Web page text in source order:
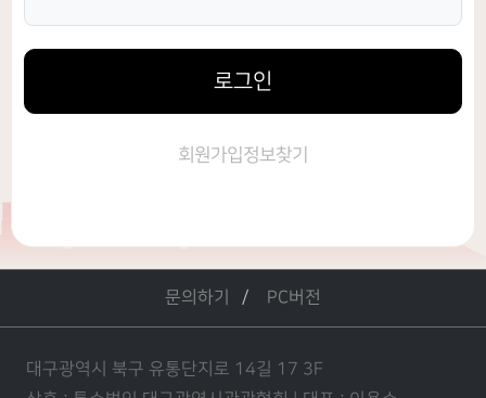
로그인
회원가입정보찾기
문의하기 PC버전
대구광역시 북구 유통단지로 14길 17 3F